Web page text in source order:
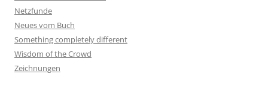
Netzfunde
Neues vom Buch
Something completely different
Wisdom of the Crowd
Zeichnungen